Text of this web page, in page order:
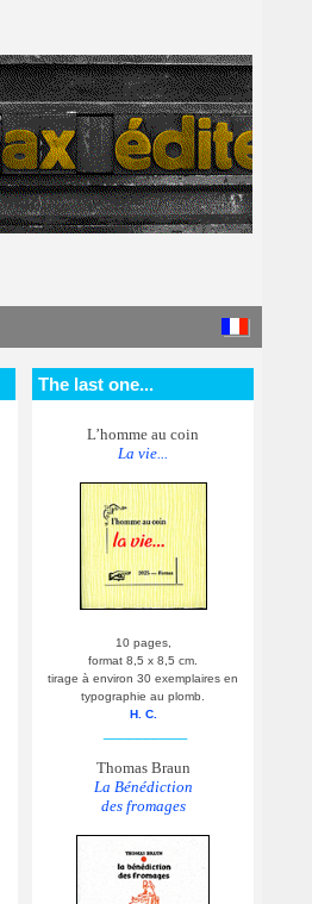
The last one...
L’homme au coin
La vie...
10 pages,
format 8,5 x 8,5 cm.
tirage à environ 30 exemplaires en
typographie au plomb.
H. C.
Thomas Braun
La Bénédiction
des fromages